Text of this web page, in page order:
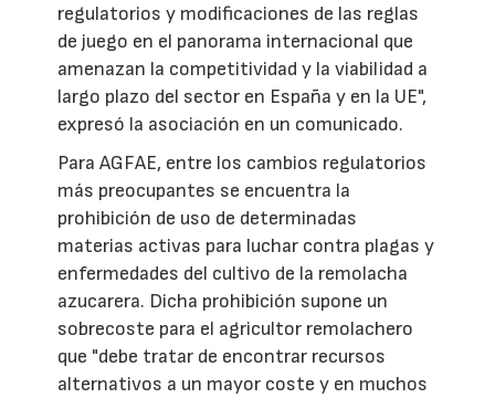
regulatorios y modificaciones de las reglas
de juego en el panorama internacional que
amenazan la competitividad y la viabilidad a
largo plazo del sector en España y en la UE",
expresó la asociación en un comunicado.
Para AGFAE, entre los cambios regulatorios
más preocupantes se encuentra la
prohibición de uso de determinadas
materias activas para luchar contra plagas y
enfermedades del cultivo de la remolacha
azucarera. Dicha prohibición supone un
sobrecoste para el agricultor remolachero
que "debe tratar de encontrar recursos
alternativos a un mayor coste y en muchos